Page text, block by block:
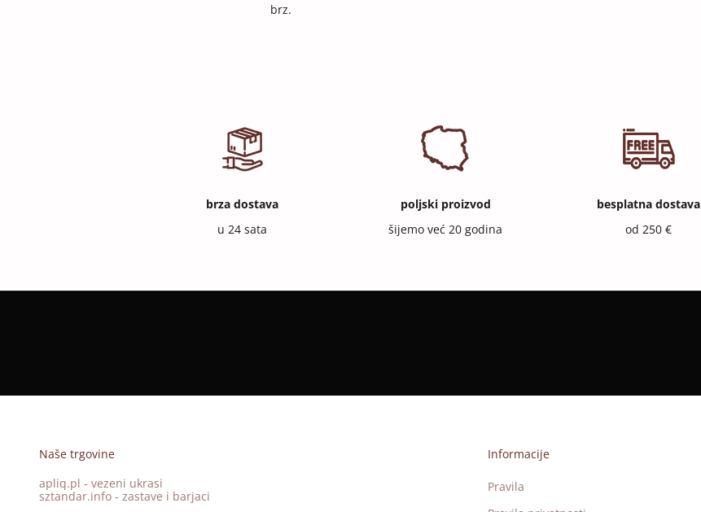
brz.
brza dostava
u 24 sata
poljski proizvod
šijemo već 20 godina
besplatna dostava
od 250 €
Naše trgovine
apliq.pl - vezeni ukrasi
sztandar.info - zastave i barjaci
Informacije
Pravila